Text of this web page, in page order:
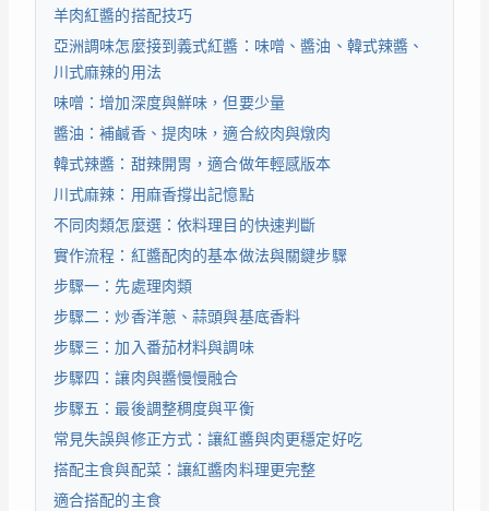
羊肉紅醬的搭配技巧
亞洲調味怎麼接到義式紅醬：味噌、醬油、韓式辣醬、
川式麻辣的用法
味噌：增加深度與鮮味，但要少量
醬油：補鹹香、提肉味，適合絞肉與燉肉
韓式辣醬：甜辣開胃，適合做年輕感版本
川式麻辣：用麻香撐出記憶點
不同肉類怎麼選：依料理目的快速判斷
實作流程：紅醬配肉的基本做法與關鍵步驟
步驟一：先處理肉類
步驟二：炒香洋蔥、蒜頭與基底香料
步驟三：加入番茄材料與調味
步驟四：讓肉與醬慢慢融合
步驟五：最後調整稠度與平衡
常見失誤與修正方式：讓紅醬與肉更穩定好吃
搭配主食與配菜：讓紅醬肉料理更完整
適合搭配的主食